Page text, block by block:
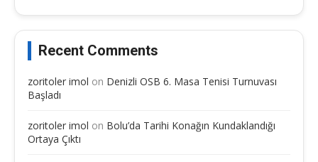
Recent Comments
zoritoler imol on Denizli OSB 6. Masa Tenisi Turnuvası
Başladı
zoritoler imol on Bolu’da Tarihi Konağın Kundaklandığı
Ortaya Çıktı